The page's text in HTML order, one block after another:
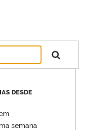
DESDE
semana